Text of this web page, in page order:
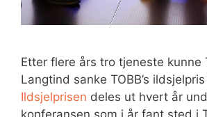
Etter flere års tro tjeneste kunne
Langtind sanke TOBB’s
Ildsjelprisen deles ut hvert år